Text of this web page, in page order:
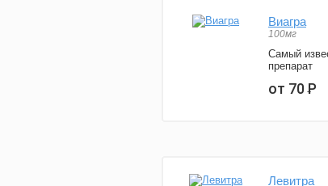
Виагра
100мг
Самый
препарат
от 70Р
Левитра